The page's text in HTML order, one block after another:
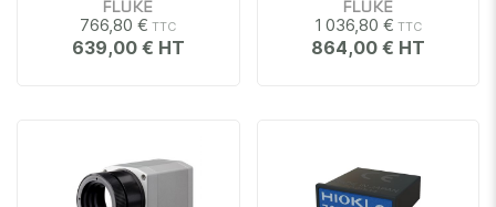
FLUKE
766,80 €
639,00 €
FLUKE
1 036,80 €
864,00 €